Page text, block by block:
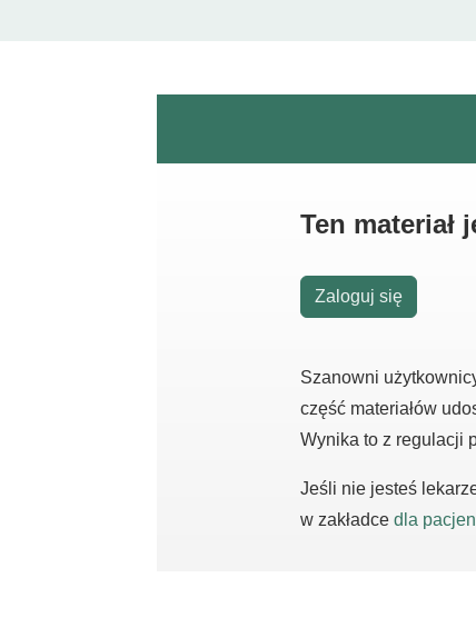
Ten
Zaloguj się
Szanowni
część materiałów
Wynika to z regulacji
Jeśli nie jesteś
w zakładce dla